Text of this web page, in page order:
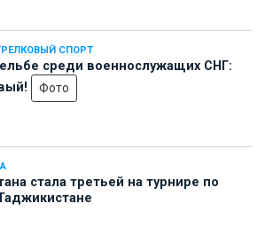
СПОРТ
среди военнослужащих СНГ:
Фото
стала третьей на турнире по